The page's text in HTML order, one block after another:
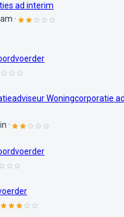
ad interim
·
Woningcorporatie
·